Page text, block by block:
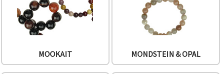
MOOKAIT MONDSTEIN & OPAL